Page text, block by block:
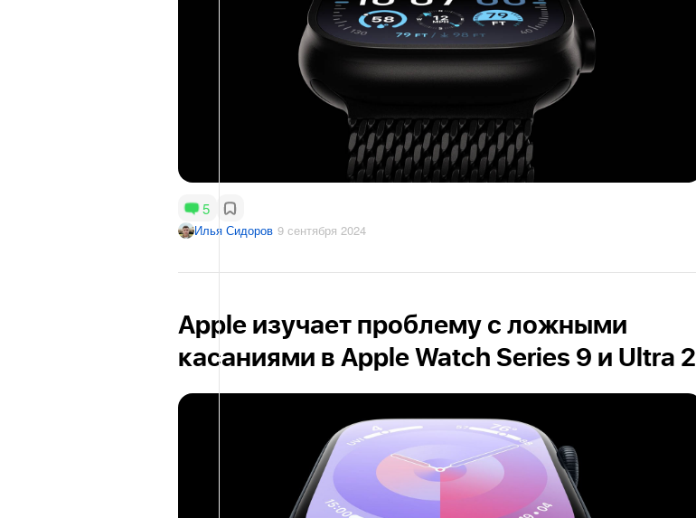
5
Илья Сидоров 9 сентября 2024
Apple изучает проблему с ложными
касаниями в Apple Watch Series 9 и Ultra 2